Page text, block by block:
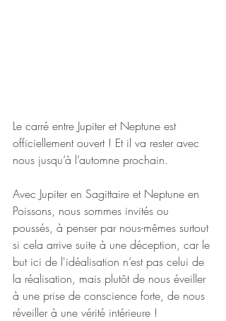
Le carré entre Jupiter et Neptune est
officiellement ouvert ! Et il va rester avec
nous jusqu’à l’automne prochain.
Avec Jupiter en Sagittaire et Neptune en
Poissons, nous sommes invités ou
poussés, à penser par nous-mêmes surtout
si cela arrive suite à une déception, car le
but ici de l'idéalisation n’est pas celui de
la réalisation, mais plutôt de nous éveiller
à une prise de conscience forte, de nous
réveiller à une vérité intérieure !